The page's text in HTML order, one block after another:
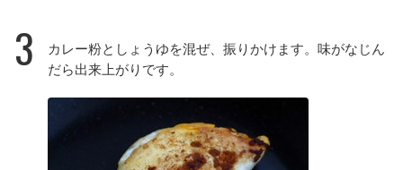
3
カレー粉としょうゆを混ぜ、振りかけます。味がなじん
だら出来上がりです。